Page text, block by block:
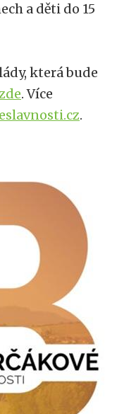
a děti do 15
která bude
. Více
.